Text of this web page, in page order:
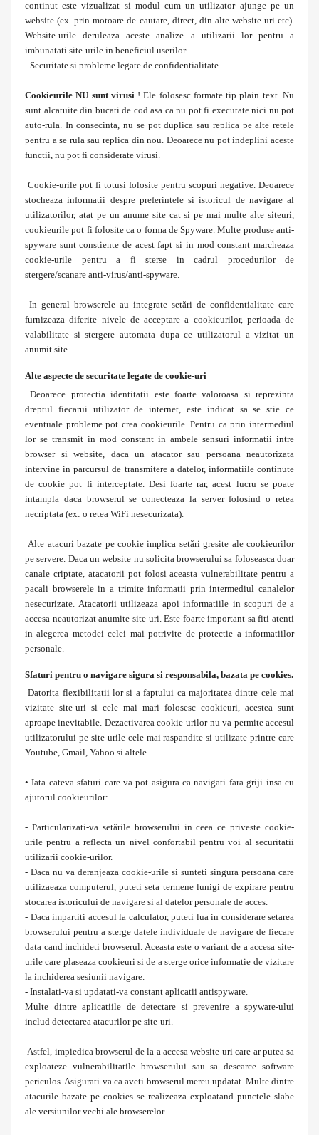
continut este vizualizat si modul cum un utilizator ajunge pe un
website (ex. prin motoare de cautare, direct, din alte website-uri etc).
Website-urile deruleaza aceste analize a utilizarii lor pentru a
imbunatati site-urile in beneficiul userilor.
- Securitate si probleme legate de confidentialitate
Cookieurile NU sunt virusi ! Ele folosesc formate tip plain text. Nu
sunt alcatuite din bucati de cod asa ca nu pot fi executate nici nu pot
auto-rula. In consecinta, nu se pot duplica sau replica pe alte retele
pentru a se rula sau replica din nou. Deoarece nu pot indeplini aceste
functii, nu pot fi considerate virusi.
Cookie-urile pot fi totusi folosite pentru scopuri negative. Deoarece
stocheaza informatii despre preferintele si istoricul de navigare al
utilizatorilor, atat pe un anume site cat si pe mai multe alte siteuri,
cookieurile pot fi folosite ca o forma de Spyware. Multe produse anti-
spyware sunt constiente de acest fapt si in mod constant marcheaza
cookie-urile pentru a fi sterse in cadrul procedurilor de
stergere/scanare anti-virus/anti-spyware.
In general browserele au integrate setări de confidentialitate care
furnizeaza diferite nivele de acceptare a cookieurilor, perioada de
valabilitate si stergere automata dupa ce utilizatorul a vizitat un
anumit site.
Alte aspecte de securitate legate de cookie-uri
Deoarece protectia identitatii este foarte valoroasa si reprezinta
dreptul fiecarui utilizator de internet, este indicat sa se stie ce
eventuale probleme pot crea cookieurile. Pentru ca prin intermediul
lor se transmit in mod constant in ambele sensuri informatii intre
browser si website, daca un atacator sau persoana neautorizata
intervine in parcursul de transmitere a datelor, informatiile continute
de cookie pot fi interceptate. Desi foarte rar, acest lucru se poate
intampla daca browserul se conecteaza la server folosind o retea
necriptata (ex: o retea WiFi nesecurizata).
Alte atacuri bazate pe cookie implica setări gresite ale cookieurilor
pe servere. Daca un website nu solicita browserului sa foloseasca doar
canale criptate, atacatorii pot folosi aceasta vulnerabilitate pentru a
pacali browserele in a trimite informatii prin intermediul canalelor
nesecurizate. Atacatorii utilizeaza apoi informatiile in scopuri de a
accesa neautorizat anumite site-uri. Este foarte important sa fiti atenti
in alegerea metodei celei mai potrivite de protectie a informatiilor
personale.
Sfaturi pentru o navigare sigura si responsabila, bazata pe cookies.
Datorita flexibilitatii lor si a faptului ca majoritatea dintre cele mai
vizitate site-uri si cele mai mari folosesc cookieuri, acestea sunt
aproape inevitabile. Dezactivarea cookie-urilor nu va permite accesul
utilizatorului pe site-urile cele mai raspandite si utilizate printre care
Youtube, Gmail, Yahoo si altele.
• Iata cateva sfaturi care va pot asigura ca navigati fara griji insa cu
ajutorul cookieurilor:
- Particularizati-va setările browserului in ceea ce priveste cookie-
urile pentru a reflecta un nivel confortabil pentru voi al securitatii
utilizarii cookie-urilor.
- Daca nu va deranjeaza cookie-urile si sunteti singura persoana care
utilizaeaza computerul, puteti seta termene lunigi de expirare pentru
stocarea istoricului de navigare si al datelor personale de acces.
- Daca impartiti accesul la calculator, puteti lua in considerare setarea
browserului pentru a sterge datele individuale de navigare de fiecare
data cand inchideti browserul. Aceasta este o variant de a accesa site-
urile care plaseaza cookieuri si de a sterge orice informatie de vizitare
la inchiderea sesiunii navigare.
- Instalati-va si updatati-va constant aplicatii antispyware.
Multe dintre aplicatiile de detectare si prevenire a spyware-ului
includ detectarea atacurilor pe site-uri.
Astfel, impiedica browserul de la a accesa website-uri care ar putea sa
exploateze vulnerabilitatile browserului sau sa descarce software
periculos. Asigurati-va ca aveti browserul mereu updatat. Multe dintre
atacurile bazate pe cookies se realizeaza exploatand punctele slabe
ale versiunilor vechi ale browserelor.